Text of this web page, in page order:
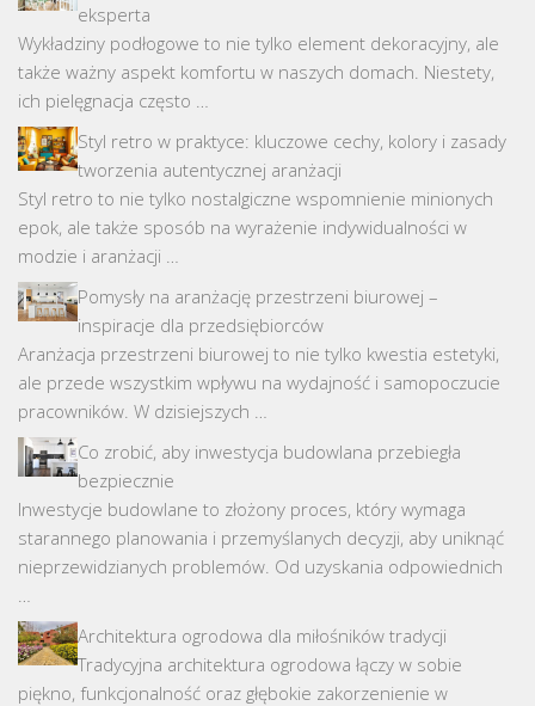
eksperta
Wykładziny podłogowe to nie tylko element dekoracyjny, ale
także ważny aspekt komfortu w naszych domach. Niestety,
ich pielęgnacja często …
Styl retro w praktyce: kluczowe cechy, kolory i zasady
tworzenia autentycznej aranżacji
Styl retro to nie tylko nostalgiczne wspomnienie minionych
epok, ale także sposób na wyrażenie indywidualności w
modzie i aranżacji …
Pomysły na aranżację przestrzeni biurowej –
inspiracje dla przedsiębiorców
Aranżacja przestrzeni biurowej to nie tylko kwestia estetyki,
ale przede wszystkim wpływu na wydajność i samopoczucie
pracowników. W dzisiejszych …
Co zrobić, aby inwestycja budowlana przebiegła
bezpiecznie
Inwestycje budowlane to złożony proces, który wymaga
starannego planowania i przemyślanych decyzji, aby uniknąć
nieprzewidzianych problemów. Od uzyskania odpowiednich
Architektura ogrodowa dla miłośników tradycji
Tradycyjna architektura ogrodowa łączy w sobie
piękno, funkcjonalność oraz głębokie zakorzenienie w